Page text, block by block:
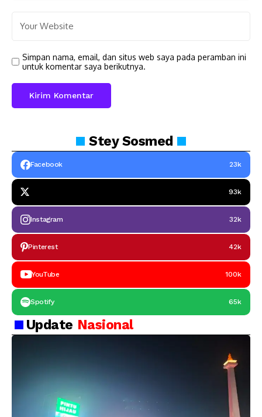
Simpan nama, email, dan situs web saya pada peramban ini
untuk komentar saya berikutnya.
SteySosmed
Facebook 23k
93k
Instagram 32k
Pinterest 42k
YouTube 100k
Spotify 65k
Update Nasional